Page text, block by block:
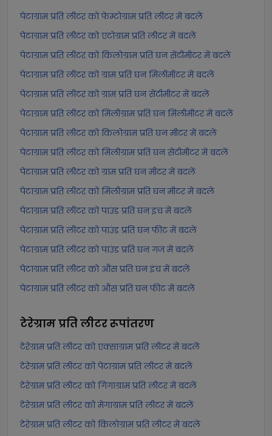
पेटाग्राम प्रति लीटर को फेम्टोग्राम प्रति लीटर में बदलें
पेटाग्राम प्रति लीटर को एटोग्राम प्रति लीटर में बदलें
पेटाग्राम प्रति लीटर को किलोग्राम प्रति घन सेंटीमीटर में बदलें
पेटाग्राम प्रति लीटर को ग्राम प्रति घन मिलीमीटर में बदलें
पेटाग्राम प्रति लीटर को ग्राम प्रति घन सेंटीमीटर में बदलें
पेटाग्राम प्रति लीटर को मिलीग्राम प्रति घन मिलीमीटर में बदलें
पेटाग्राम प्रति लीटर को किलोग्राम प्रति घन मीटर में बदलें
पेटाग्राम प्रति लीटर को मिलीग्राम प्रति घन सेंटीमीटर में बदलें
पेटाग्राम प्रति लीटर को ग्राम प्रति घन मीटर में बदलें
पेटाग्राम प्रति लीटर को मिलीग्राम प्रति घन मीटर में बदलें
पेटाग्राम प्रति लीटर को पाउंड प्रति घन इंच में बदलें
पेटाग्राम प्रति लीटर को पाउंड प्रति घन फीट में बदलें
पेटाग्राम प्रति लीटर को पाउंड प्रति घन गज में बदलें
पेटाग्राम प्रति लीटर को औंस प्रति घन इंच में बदलें
पेटाग्राम प्रति लीटर को औंस प्रति घन फीट में बदलें
टेरेग्राम प्रति लीटररूपांतरण
टेरेग्राम प्रति लीटर को एक्साग्राम प्रति लीटर में बदलें
टेरेग्राम प्रति लीटर को पेटाग्राम प्रति लीटर में बदलें
टेरेग्राम प्रति लीटर को गिगाग्राम प्रति लीटर में बदलें
टेरेग्राम प्रति लीटर को मेगाग्राम प्रति लीटर में बदलें
टेरेग्राम प्रति लीटर को किलोग्राम प्रति लीटर में बदलें